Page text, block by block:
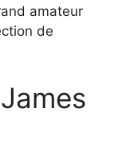
amateur
de